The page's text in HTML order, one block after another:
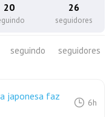
20 26
seguidores
seguindo seguidores
japonesa faz
6h